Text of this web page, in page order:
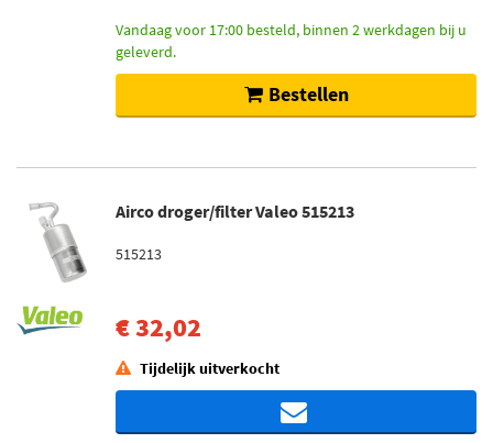
Vandaag voor 17:00 besteld, binnen 2 werkdagen bij u
geleverd.
Bestellen
Airco droger/filter Valeo 515213
515213
€ 32,02
Tijdelijk uitverkocht